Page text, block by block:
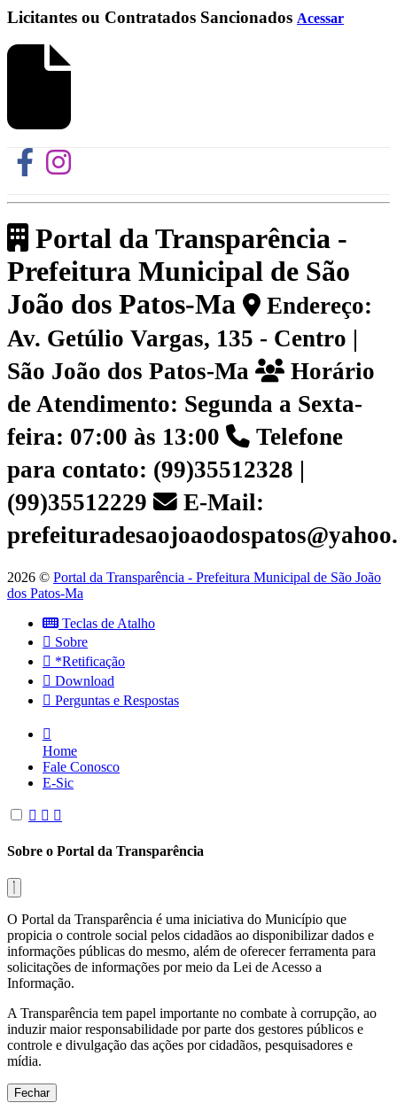
Licitantes ou Contratados Sancionados Acessar
Portal da Transparência -
Prefeitura Municipal de São
João dos Patos-Ma
Endereço:
Av. Getúlio Vargas, 135 - Centro |
São João dos Patos-Ma
Horário
de Atendimento: Segunda a Sexta-
feira: 07:00 às 13:00
Telefone
para contato: (99)35512328 |
(99)35512229
E-Mail:
2026 © Portal da Transparência - Prefeitura Municipal de São João
dos Patos-Ma
Teclas de Atalho
Sobre
*Retificação
Download
Perguntas e Respostas
Home
Fale Conosco
E-Sic
Sobre o Portal da Transparência
O Portal da Transparência é uma iniciativa do Município que
propicia o controle social pelos cidadãos ao disponibilizar dados e
informações públicas do mesmo, além de oferecer ferramenta para
solicitações de informações por meio da Lei de Acesso a
Informação.
A Transparência tem papel importante no combate à corrupção, ao
induzir maior responsabilidade por parte dos gestores públicos e
controle e divulgação das ações por cidadãos, pesquisadores e
mídia.
Fechar